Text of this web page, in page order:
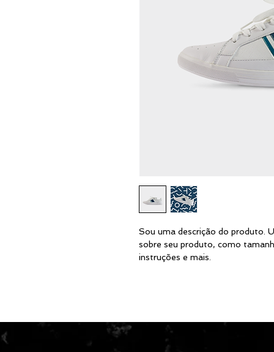
Sou uma descrição do produto.
sobre seu produto, como
instruções e mais.